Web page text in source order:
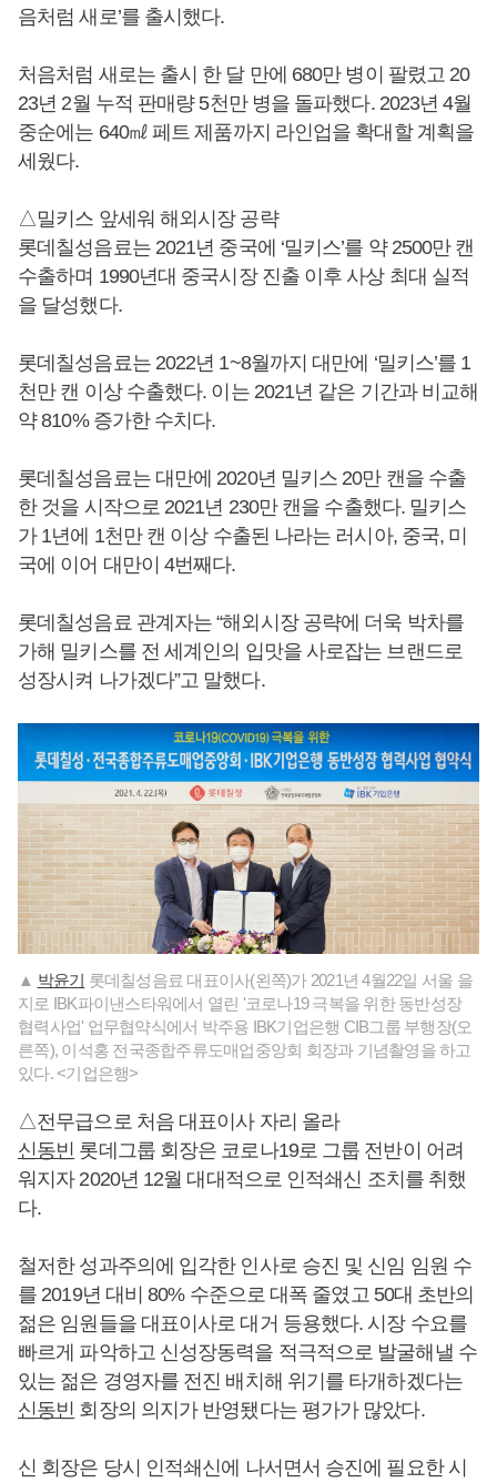
음처럼 새로’를 출시했다.
처음처럼 새로는 출시 한 달 만에 680만 병이 팔렸고 20
23년 2월 누적 판매량 5천만 병을 돌파했다. 2023년 4월
중순에는 640㎖ 페트 제품까지 라인업을 확대할 계획을
세웠다.
△밀키스 앞세워 해외시장 공략
롯데칠성음료는 2021년 중국에 ‘밀키스’를 약 2500만 캔
수출하며 1990년대 중국시장 진출 이후 사상 최대 실적
을 달성했다.
롯데칠성음료는 2022년 1~8월까지 대만에 ‘밀키스’를 1
천만 캔 이상 수출했다. 이는 2021년 같은 기간과 비교해
약 810% 증가한 수치다.
롯데칠성음료는 대만에 2020년 밀키스 20만 캔을 수출
한 것을 시작으로 2021년 230만 캔을 수출했다. 밀키스
가 1년에 1천만 캔 이상 수출된 나라는 러시아, 중국, 미
국에 이어 대만이 4번째다.
롯데칠성음료 관계자는 “해외시장 공략에 더욱 박차를
가해 밀키스를 전 세계인의 입맛을 사로잡는 브랜드로
성장시켜 나가겠다”고 말했다.
▲ 박윤기 롯데칠성음료 대표이사(왼쪽)가 2021년 4월22일 서울 을
지로 IBK파이낸스타워에서 열린 '코로나19 극복을 위한 동반성장
협력사업' 업무협약식에서 박주용 IBK기업은행 CIB그룹 부행장(오
른쪽), 이석홍 전국종합주류도매업중앙회 회장과 기념촬영을 하고
있다. <기업은행>
△전무급으로 처음 대표이사 자리 올라
신동빈 롯데그룹 회장은 코로나19로 그룹 전반이 어려
워지자 2020년 12월 대대적으로 인적쇄신 조치를 취했
다.
철저한 성과주의에 입각한 인사로 승진 및 신임 임원 수
를 2019년 대비 80% 수준으로 대폭 줄였고 50대 초반의
젊은 임원들을 대표이사로 대거 등용했다. 시장 수요를
빠르게 파악하고 신성장동력을 적극적으로 발굴해낼 수
있는 젊은 경영자를 전진 배치해 위기를 타개하겠다는
신동빈 회장의 의지가 반영됐다는 평가가 많았다.
신 회장은 당시 인적쇄신에 나서면서 승진에 필요한 시